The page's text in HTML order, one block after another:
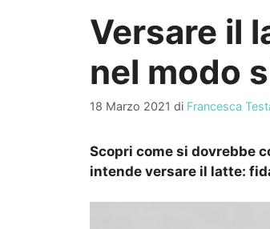
Versare il
nel modo
18 Marzo 2021 di Francesca
Scopri come si dovrebbe
intende versare il latte: